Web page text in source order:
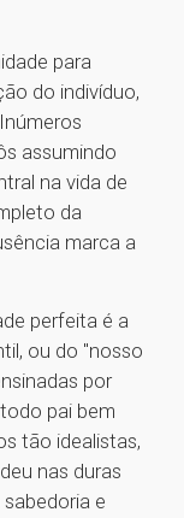
para
do indivíduo,
assumindo
na vida de
da
marca a
perfeita é a
ou do "nosso
por
pai bem
tão idealistas,
nas duras
e